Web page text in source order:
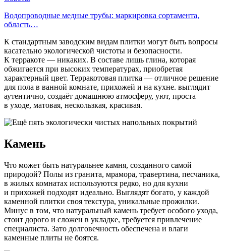
Водопроводные медные трубы: маркировка сортамента,
область…
К стандартным заводским видам плитки могут быть вопросы
касательно экологической чистоты и безопасности.
К терракоте — никаких. В составе лишь глина, которая
обжигается при высоких температурах, приобретая
характерный цвет. Терракотовая плитка — отличное решение
для пола в ванной комнате, прихожей и на кухне. выглядит
аутентично, создаёт домашнюю атмосферу, уют, проста
в уходе, матовая, нескользкая, красивая.
Камень
Что может быть натуральнее камня, созданного самой
природой? Полы из гранита, мрамора, травертина, песчаника,
в жилых комнатах используются редко, но для кухни
и прихожей подходят идеально. Выглядят богато, у каждой
каменной плитки своя текстура, уникальные прожилки.
Минус в том, что натуральный камень требует особого ухода,
стоит дорого и сложен в укладке, требуется привлечение
специалиста. Зато долговечность обеспечена и влаги
каменные плиты не боятся.